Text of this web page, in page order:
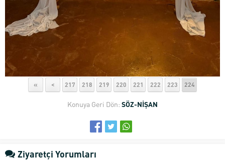
« < 217 218 219 220 221 222 223 224
Konuya Geri Dön: SÖZ-NİŞAN
Ziyaretçi Yorumları